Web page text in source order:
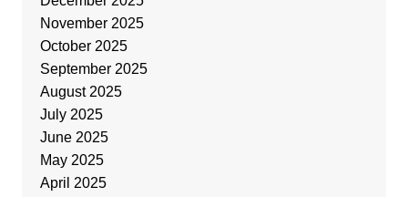
November 2025
October 2025
September 2025
August 2025
July 2025
June 2025
May 2025
April 2025